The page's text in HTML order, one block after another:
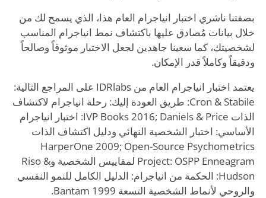
بصفتنا ناشري اختبار انياجرام العام هذا، الذي يسمح لك من
خلال بيانات مُصادق عليها باكتشاف نمط انياجرام المناسب
لشخصيتك، كما سعينا جاهدين لجعل الاختبار موثوقاً وصالحاً
ودقيقاً وكاملاً قدر الإمكان.
يعتمد اختبار انياجرام العام من IDRlabs على المراجع التالية:
Cron & Stabile: طريق العودة إليك: رحلة انياجرام لاكتشاف
الذات IVP Books 2016; Daniels & Price: اختبار انياجرام
الأساسي: اختبار الشخصية النهائي ودليل اكتشاف الذات
HarperOne 2009; Open-Source Psychometrics
Project: OSPP Enneagram لمقاييس الشخصية وRiso &
Hudson: الحكمة من انياجرام: الدليل الكامل للنمو النفسي
والروحي لأنماط الشخصية التسعة Bantam 1999.